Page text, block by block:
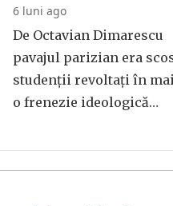
6 luni ago
De Octavian
pavajul parizian era
studenții revoltați în
o frenezie ideologică…